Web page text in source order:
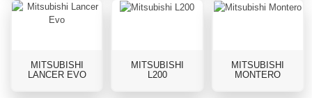
MITSUBISHI
LANCER EVO
MITSUBISHI
L200
MITSUBISHI
MONTERO